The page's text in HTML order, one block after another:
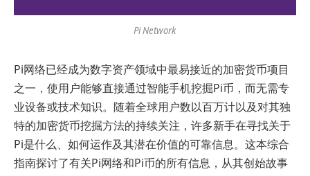
Pi Network
Pi网络已经成为数字资产领域中最易接近的加密货币项目
之一，使用户能够直接通过智能手机挖掘Pi币，而无需专
业设备或技术知识。随着全球用户数以百万计以及对其独
特的加密货币挖掘方法的持续关注，许多新手在寻找关于
Pi是什么、如何运作及其潜在价值的可靠信息。这本综合
指南探讨了有关Pi网络和Pi币的所有信息，从其创始故事